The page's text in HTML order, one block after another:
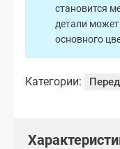
становится
детали может
основного
Категории: